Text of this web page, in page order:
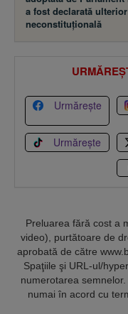
a fost declarată ulterior
neconstituţională
Urmărește
Urmărește
Preluarea fără cost a
video), purtătoare de
aprobată de către
Spaţiile şi URL-ul/
numerotarea
numai în acord cu